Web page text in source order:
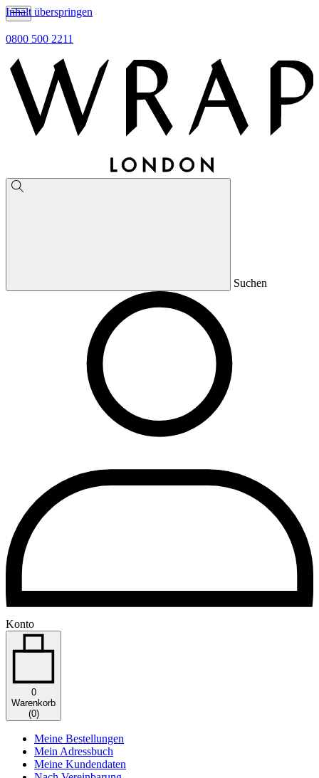
Inhalt überspringen
0800 500 2211
Suchen
Konto
0
Warenkorb
(0)
Meine Bestellungen
Mein Adressbuch
Meine Kundendaten